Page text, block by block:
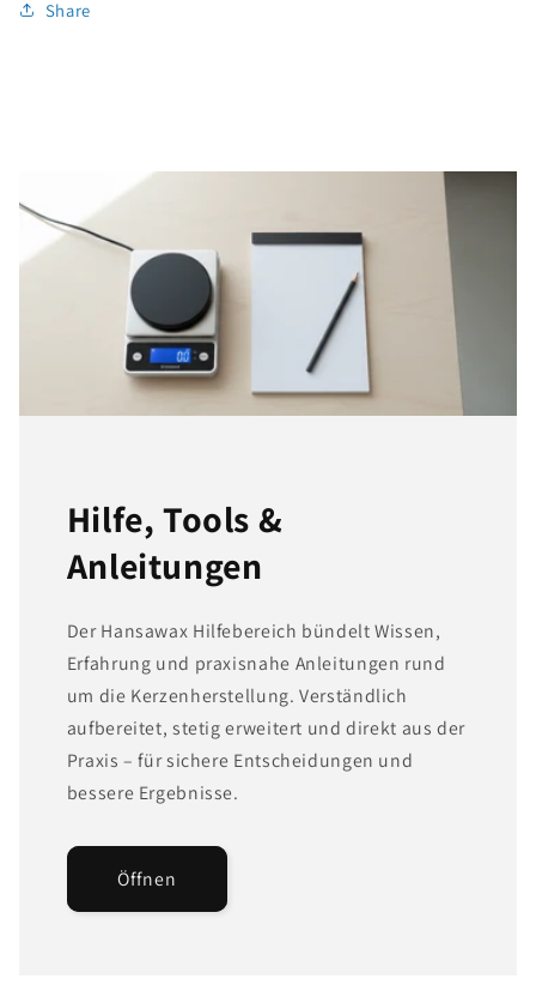
Share
Hilfe, Tools &
Anleitungen
Der Hansawax Hilfebereich bündelt Wissen,
Erfahrung und praxisnahe Anleitungen rund
um die Kerzenherstellung. Verständlich
aufbereitet, stetig erweitert und direkt aus der
Praxis – für sichere Entscheidungen und
bessere Ergebnisse.
Öffnen